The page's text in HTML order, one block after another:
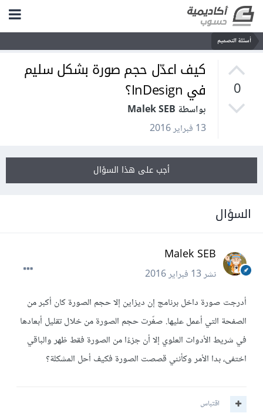
أسئلة التصميم
0
كيف اعدّل حجم صورة بشكل سليم
في InDesign؟
بواسطة Malek SEB
13 فبراير 2016
أجب على هذا السؤال
السؤال
Malek SEB
نشر13 فبراير 2016
أدرجت صورة داخل برنامج إن ديزاين إلا حجم الصورة كان أكبر من
الصفحة التي أعمل عليها. صغّرت حجم الصورة من خلال تقليل أبعادها
في شريط الأدوات العلوي إلا أن جزءًا من الصورة فقط ظهر والباقي
اختفى، بدا الأمر وكأنني قصصت الصورة فكيف أحل المشكلة؟
اقتباس